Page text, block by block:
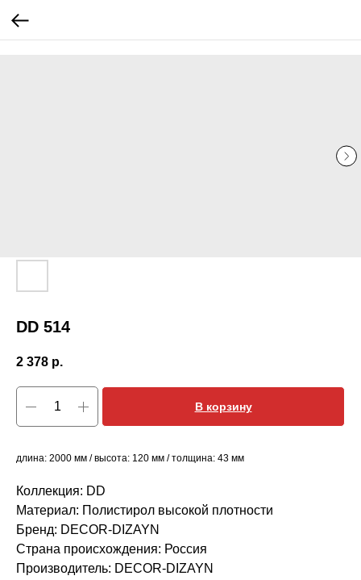
DD 514
2 378 р.
В корзину
длина: 2000 мм / высота: 120 мм / толщина: 43 мм
Коллекция: DD
Материал: Полистирол высокой плотности
Бренд: DECOR-DIZAYN
Страна происхождения: Россия
Производитель: DECOR-DIZAYN